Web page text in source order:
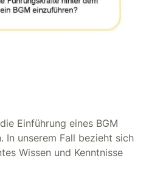
Einführung eines BGM
In unserem Fall bezieht sich
Wissen und Kenntnisse